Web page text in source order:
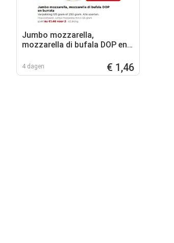
Jumbo mozzarella,
mozzarella di bufala DOP en
4 dagen € 1,46